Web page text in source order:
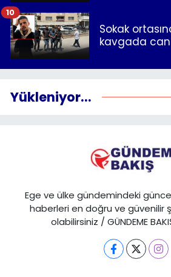
Sokak
kavgada
10
Yükleniyor...
Ege ve ülke gündemindeki
haberleri en doğru ve güvenilir
olabilirsiniz / GÜNDEME